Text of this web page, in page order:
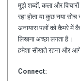
मुझे शब्दों, कला और
रहा होता या कुछ नया
अनायास पलों को कैमरे में
लिखना अच्छा लगता है।
हमेशा सीखते रहना और
Connect: